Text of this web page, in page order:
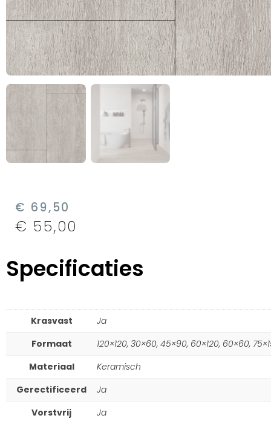
€ 69,50
€ 55,00
Specificaties
Krasvast
Ja
Formaat
120×120, 30×60, 45×90, 60×120, 60×60,
Materiaal
Keramisch
Gerectificeerd
Ja
Vorstvrij
Ja